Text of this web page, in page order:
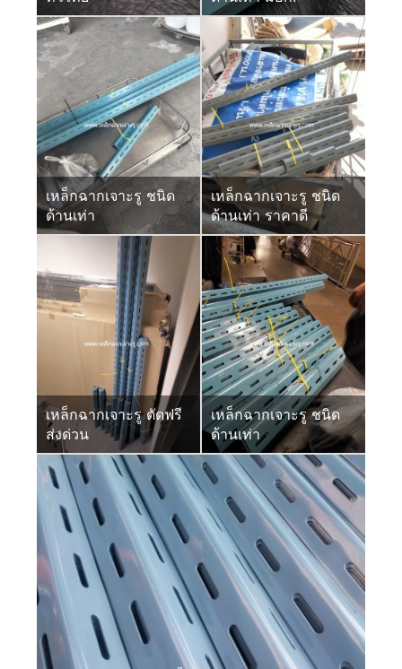
เหล็กฉากเจาะรู ชนิด
ด้านเท่า
เหล็กฉากเจาะรู ชนิด
ด้านเท่า ราคาดี
เหล็กฉากเจาะรู ตัดฟรี
ส่งด่วน
เหล็กฉากเจาะรู ชนิด
ด้านเท่า